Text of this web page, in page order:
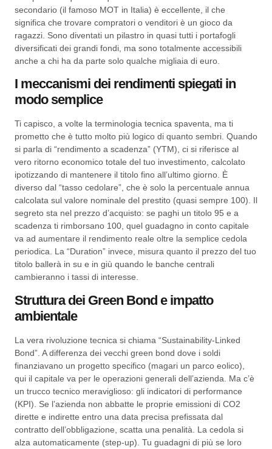
secondario (il famoso MOT in Italia) è eccellente, il che
significa che trovare compratori o venditori è un gioco da
ragazzi. Sono diventati un pilastro in quasi tutti i portafogli
diversificati dei grandi fondi, ma sono totalmente accessibili
anche a chi ha da parte solo qualche migliaia di euro.
I meccanismi dei rendimenti spiegati in
modo semplice
Ti capisco, a volte la terminologia tecnica spaventa, ma ti
prometto che è tutto molto più logico di quanto sembri. Quando
si parla di “rendimento a scadenza” (YTM), ci si riferisce al
vero ritorno economico totale del tuo investimento, calcolato
ipotizzando di mantenere il titolo fino all’ultimo giorno. È
diverso dal “tasso cedolare”, che è solo la percentuale annua
calcolata sul valore nominale del prestito (quasi sempre 100). Il
segreto sta nel prezzo d’acquisto: se paghi un titolo 95 e a
scadenza ti rimborsano 100, quel guadagno in conto capitale
va ad aumentare il rendimento reale oltre la semplice cedola
periodica. La “Duration” invece, misura quanto il prezzo del tuo
titolo ballerà in su e in giù quando le banche centrali
cambieranno i tassi di interesse.
Struttura dei Green Bond e impatto
ambientale
La vera rivoluzione tecnica si chiama “Sustainability-Linked
Bond”. A differenza dei vecchi green bond dove i soldi
finanziavano un progetto specifico (magari un parco eolico),
qui il capitale va per le operazioni generali dell’azienda. Ma c’è
un trucco tecnico meraviglioso: gli indicatori di performance
(KPI). Se l’azienda non abbatte le proprie emissioni di CO2
dirette e indirette entro una data precisa prefissata dal
contratto dell’obbligazione, scatta una penalità. La cedola si
alza automaticamente (step-up). Tu guadagni di più se loro